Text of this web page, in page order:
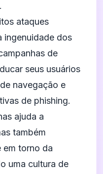
ataques
ingenuidade dos
de
seus usuários
navegação e
de phishing.
ajuda a
também
em torno da
uma cultura de